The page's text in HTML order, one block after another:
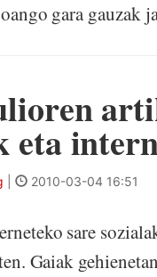
gara gauzak
eta
2010-03-04 16:51
sare
Gaiak